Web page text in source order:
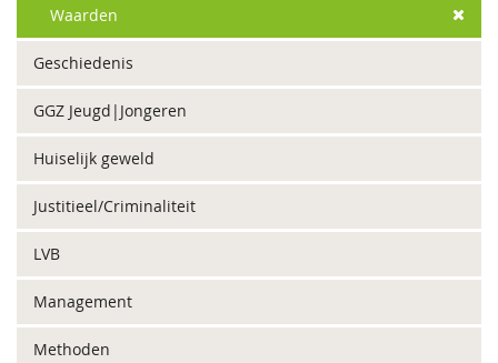
Waarden
Geschiedenis
GGZ Jeugd|Jongeren
Huiselijk geweld
Justitieel/Criminaliteit
LVB
Management
Methoden